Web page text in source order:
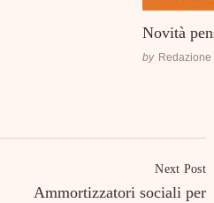
Novità
by Redazione
Next Post
Ammortizzatori sociali per